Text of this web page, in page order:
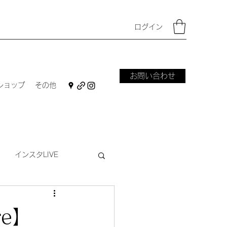
ログイン
ョップ その他
お問い合わせ
インスタLIVE
ダーニング